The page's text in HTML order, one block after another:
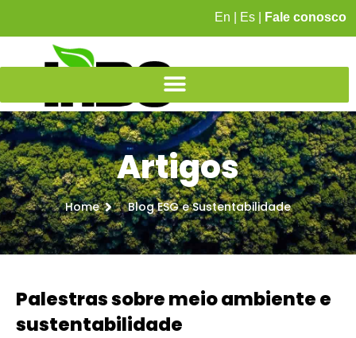
En Es Fale conosco
Artigos
Home Blog ESG e Sustentabilidade
Palestras sobre meio ambiente e
sustentabilidade